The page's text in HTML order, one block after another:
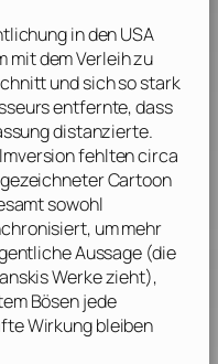
in den USA
mit dem Verleih zu
und sich so stark
entfernte, dass
distanzierte.
fehlten circa
Cartoon
sowohl
um mehr
Aussage (die
Werke zieht),
Bösen jede
Wirkung bleiben